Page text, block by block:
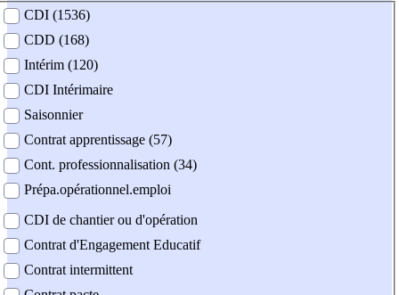
contrat
CDI (1536)
CDD (168)
Intérim (120)
CDI Intérimaire
Saisonnier
Contrat apprentissage (57)
Cont. professionnalisation (34)
Prépa.opérationnel.emploi
CDI de chantier ou d'opération
Contrat d'Engagement Educatif
Contrat intermittent